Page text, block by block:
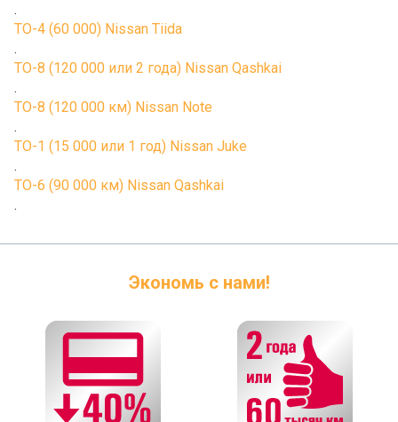
.
ТО-4 (60 000) Nissan Tiida
.
ТО-8 (120 000 или 2 года) Nissan Qashkai
.
ТО-8 (120 000 км) Nissan Note
.
ТО-1 (15 000 или 1 год) Nissan Juke
.
ТО-6 (90 000 км) Nissan Qashkai
.
Экономь с нами!